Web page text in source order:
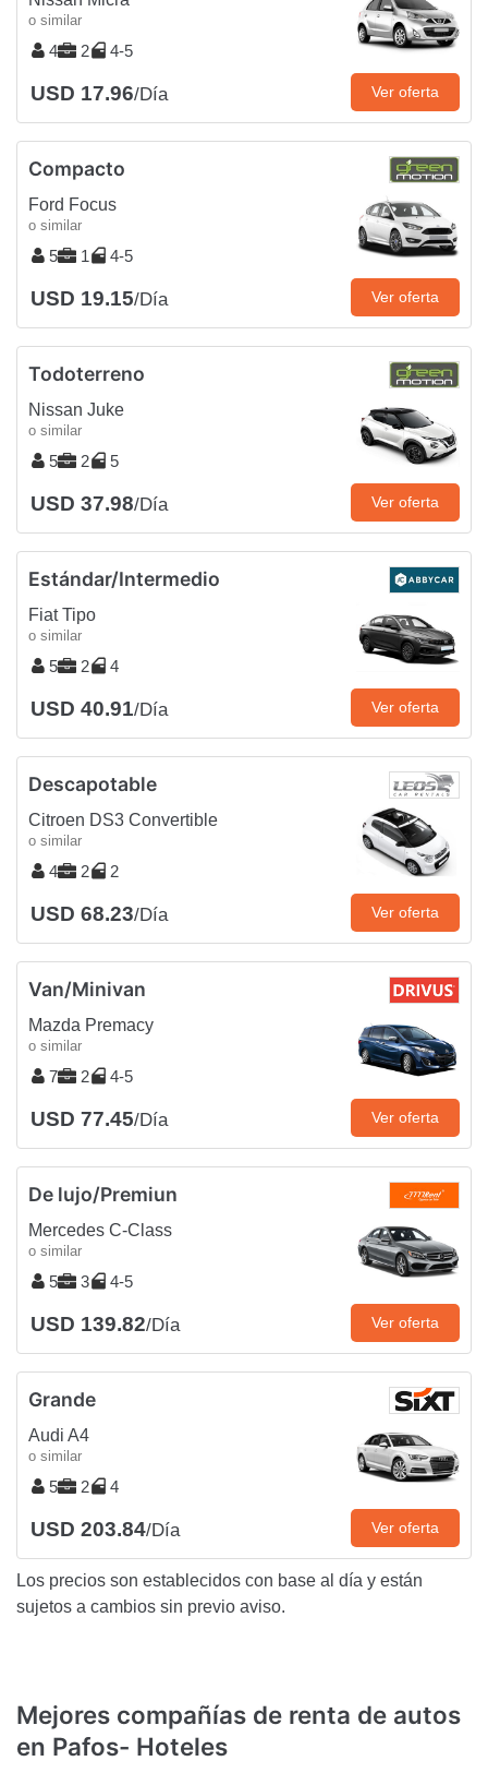
o similar
4 2 4-5
USD 17.96/Día Ver oferta
Compacto
Ford Focus
o similar
5 1 4-5
USD 19.15/Día Ver oferta
Todoterreno
Nissan Juke
o similar
5 2 5
USD 37.98/Día Ver oferta
Estándar/Intermedio
Fiat Tipo
o similar
5 2 4
USD 40.91/Día Ver oferta
Descapotable
Citroen DS3 Convertible
o similar
4 2 2
USD 68.23/Día Ver oferta
Van/Minivan
Mazda Premacy
o similar
7 2 4-5
USD 77.45/Día Ver oferta
De lujo/Premiun
Mercedes C-Class
o similar
5 3 4-5
USD 139.82/Día Ver oferta
Grande
Audi A4
o similar
5 2 4
USD 203.84/Día Ver oferta
Los precios son establecidos con base al día y están
sujetos a cambios sin previo aviso.
Mejores compañías de renta de autos
en Pafos- Hoteles